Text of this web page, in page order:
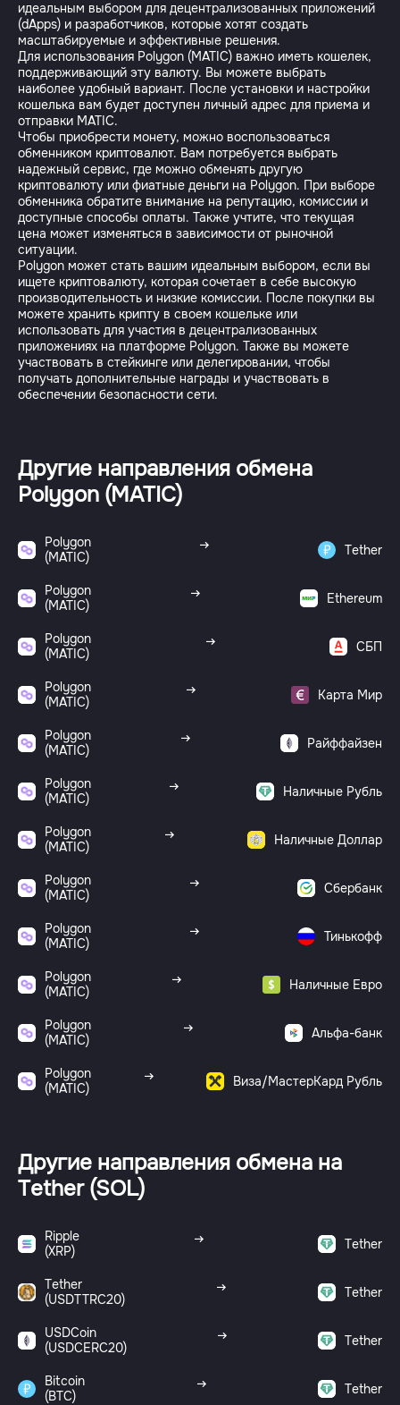
идеальным выбором для децентрализованных приложений
(dApps) и разработчиков, которые хотят создать
масштабируемые и эффективные решения.
Для использования Polygon (MATIC) важно иметь кошелек,
поддерживающий эту валюту. Вы можете выбрать
наиболее удобный вариант. После установки и настройки
кошелька вам будет доступен личный адрес для приема и
отправки MATIC.
Чтобы приобрести монету, можно воспользоваться
обменником криптовалют. Вам потребуется выбрать
надежный сервис, где можно обменять другую
криптовалюту или фиатные деньги на Polygon. При выборе
обменника обратите внимание на репутацию, комиссии и
доступные способы оплаты. Также учтите, что текущая
цена может изменяться в зависимости от рыночной
ситуации.
Polygon может стать вашим идеальным выбором, если вы
ищете криптовалюту, которая сочетает в себе высокую
производительность и низкие комиссии. После покупки вы
можете хранить крипту в своем кошельке или
использовать для участия в децентрализованных
приложениях на платформе Polygon. Также вы можете
участвовать в стейкинге или делегировании, чтобы
получать дополнительные награды и участвовать в
обеспечении безопасности сети.
Другие направления обмена
Polygon (MATIC)
Polygon
(MATIC)
Tether
Polygon
(MATIC)
Ethereum
Polygon
(MATIC)
СБП
Polygon
(MATIC)
Карта Мир
Polygon
(MATIC)
Райффайзен
Polygon
(MATIC)
Наличные Рубль
Polygon
(MATIC)
Наличные Доллар
Polygon
(MATIC)
Сбербанк
Polygon
(MATIC)
Тинькофф
Polygon
(MATIC)
Наличные Евро
Polygon
(MATIC)
Альфа-банк
Polygon
(MATIC)
Виза/МастерКард Рубль
Другие направления обмена на
Tether (SOL)
Ripple
(XRP)
Tether
Tether
(USDTTRC20)
Tether
USDCoin
(USDCERC20)
Tether
Bitcoin
(BTC)
Tether